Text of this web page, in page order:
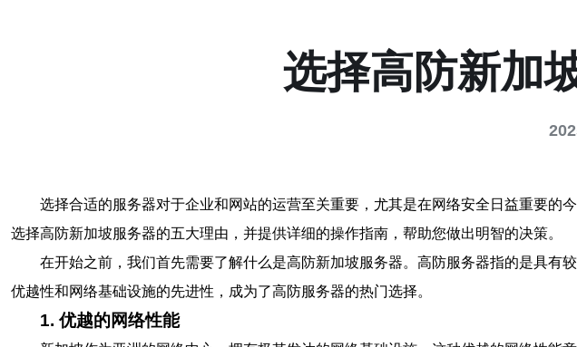
选择高防新加
选择合适的服务器对于企业和网站的运营至关重要，尤其是在网络安全日益重要
选择高防新加坡服务器的五大理由，并提供详细的操作指南，帮助您做出明智的决策。
在开始之前，我们首先需要了解什么是高防新加坡服务器。高防服务器指的是具
优越性和网络基础设施的先进性，成为了高防服务器的热门选择。
1. 优越的网络性能